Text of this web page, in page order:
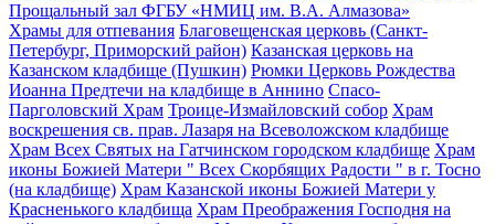
Прощальный зал ФГБУ «НМИЦ им. В.А. Алмазова»
Храмы для отпевания Благовещенская церковь (Санкт-
Петербург, Приморский район) Казанская церковь на
Казанском кладбище (Пушкин) Рюмки Церковь Рождества
Иоанна Предтечи на кладбище в Аннино Спасо-
Парголовский Храм Троице-Измайловский собор Храм
воскрешения св. прав. Лазаря на Всеволожском кладбище
Храм Всех Святых на Гатчинском городском кладбище Храм
иконы Божией Матери " Всех Скорбящих Радости " в г. Тосно
(на кладбище) Храм Казанской иконы Божией Матери у
Красненького кладбища Храм Преображения Господня на